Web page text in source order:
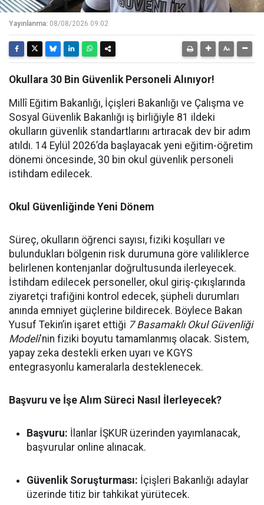
Yayınlanma: 08/08/2026 09:02
Okullara 30 Bin Güvenlik Personeli Alınıyor!
Millî Eğitim Bakanlığı, İçişleri Bakanlığı ve Çalışma ve
Sosyal Güvenlik Bakanlığı iş birliğiyle 81 ildeki
okulların güvenlik standartlarını artıracak dev bir adım
atıldı. 14 Eylül 2026’da başlayacak yeni eğitim-öğretim
dönemi öncesinde, 30 bin okul güvenlik personeli
istihdam edilecek.
Okul Güvenliğinde Yeni Dönem
Süreç, okulların öğrenci sayısı, fiziki koşulları ve
bulundukları bölgenin risk durumuna göre valiliklerce
belirlenen kontenjanlar doğrultusunda ilerleyecek.
İstihdam edilecek personeller, okul giriş-çıkışlarında
ziyaretçi trafiğini kontrol edecek, şüpheli durumları
anında emniyet güçlerine bildirecek. Böylece Bakan
Yusuf Tekin’in işaret ettiği 7 Basamaklı Okul Güvenliği
Modeli'nin fiziki boyutu tamamlanmış olacak. Sistem,
yapay zeka destekli erken uyarı ve KGYS
entegrasyonlu kameralarla desteklenecek.
Başvuru ve İşe Alım Süreci Nasıl İlerleyecek?
Başvuru: İlanlar İŞKUR üzerinden yayımlanacak,
başvurular online alınacak.
Güvenlik Soruşturması: İçişleri Bakanlığı adaylar
üzerinde titiz bir tahkikat yürütecek.